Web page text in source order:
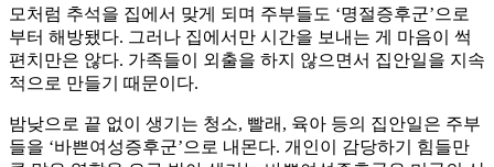
모처럼 추석을 집에서 맞게 되며 주부들도 ‘명절증후군’으로
부터 해방됐다. 그러나 집에서만 시간을 보내는 게 마음이 썩
편치만은 않다. 가족들이 외출을 하지 않으면서 집안일을 지속
적으로 만들기 때문이다.
밤낮으로 끝 없이 생기는 청소, 빨래, 육아 등의 집안일은 주부
들을 ‘바쁜여성증후군’으로 내몬다. 개인이 감당하기 힘들만